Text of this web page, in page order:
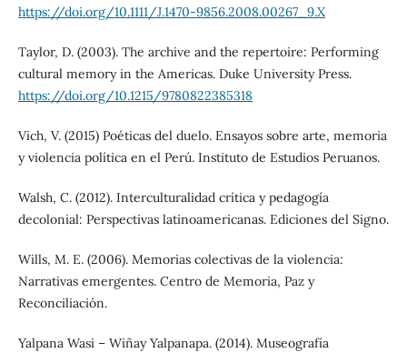
https://doi.org/10.1111/J.1470-9856.2008.00267_9.X
Taylor, D. (2003). The archive and the repertoire: Performing
cultural memory in the Americas. Duke University Press.
https://doi.org/10.1215/9780822385318
Vich, V. (2015) Poéticas del duelo. Ensayos sobre arte, memoria
y violencia política en el Perú. Instituto de Estudios Peruanos.
Walsh, C. (2012). Interculturalidad crítica y pedagogía
decolonial: Perspectivas latinoamericanas. Ediciones del Signo.
Wills, M. E. (2006). Memorias colectivas de la violencia:
Narrativas emergentes. Centro de Memoria, Paz y
Reconciliación.
Yalpana Wasi – Wiñay Yalpanapa. (2014). Museografía